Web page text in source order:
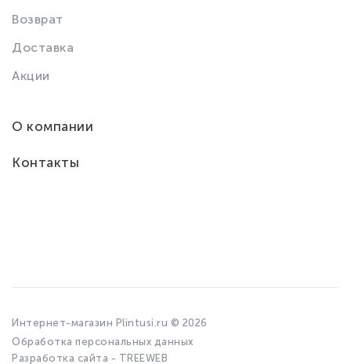
Возврат
Доставка
Акции
О компании
Контакты
Интернет-магазин Plintusi.ru © 2026
Обработка персональных данных
Разработка сайта - TREEWEB